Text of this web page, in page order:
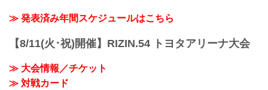
≫ 発表済み年間スケジュールはこちら
【8/11(火･祝)開催】RIZIN.54 トヨタアリーナ大会
≫ 大会情報／チケット
≫ 対戦カード